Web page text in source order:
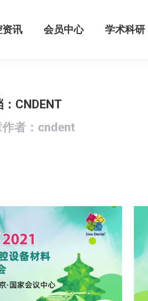
资讯 会员中心 学术科研
CNDENT
者：cndent